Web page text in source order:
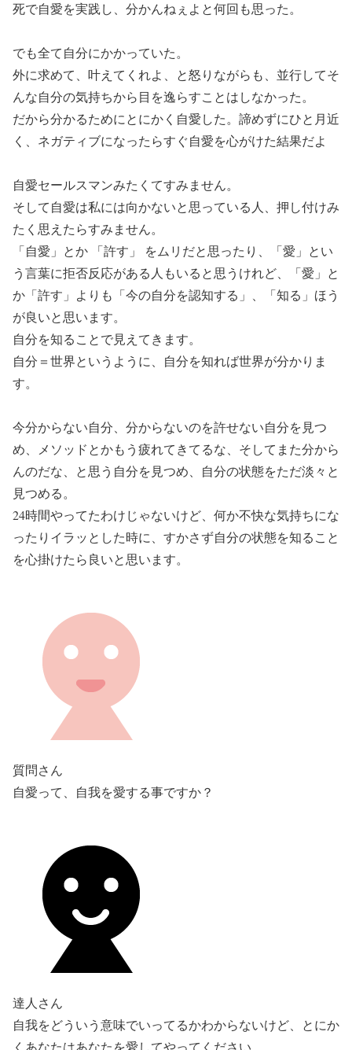
死で自愛を実践し、分かんねぇよと何回も思った。
でも全て自分にかかっていた。
外に求めて、叶えてくれよ、と怒りながらも、並行してそ
んな自分の気持ちから目を逸らすことはしなかった。
だから分かるためにとにかく自愛した。諦めずにひと月近
く、ネガティブになったらすぐ自愛を心がけた結果だよ
自愛セールスマンみたくてすみません。
そして自愛は私には向かないと思っている人、押し付けみ
たく思えたらすみません。
「自愛」とか 「許す」 をムリだと思ったり、「愛」とい
う言葉に拒否反応がある人もいると思うけれど、「愛」と
か「許す」よりも「今の自分を認知する」、「知る」ほう
が良いと思います。
自分を知ることで見えてきます。
自分＝世界というように、自分を知れば世界が分かりま
す。
今分からない自分、分からないのを許せない自分を見つ
め、メソッドとかもう疲れてきてるな、そしてまた分から
んのだな、と思う自分を見つめ、自分の状態をただ淡々と
見つめる。
24時間やってたわけじゃないけど、何か不快な気持ちにな
ったりイラッとした時に、すかさず自分の状態を知ること
を心掛けたら良いと思います。
質問さん
自愛って、自我を愛する事ですか？
達人さん
自我をどういう意味でいってるかわからないけど、とにか
くあなたはあなたを愛してやってください。